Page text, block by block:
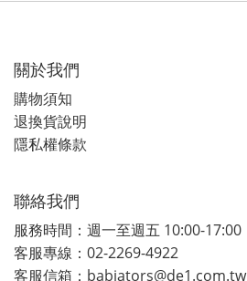
關於我們
購物須知
退換貨說明
隱私權條款
聯絡我們
服務時間：週一至週五 10:00-17:00
客服專線：02-2269-4922
客服信箱：babiators@de1.com.tw